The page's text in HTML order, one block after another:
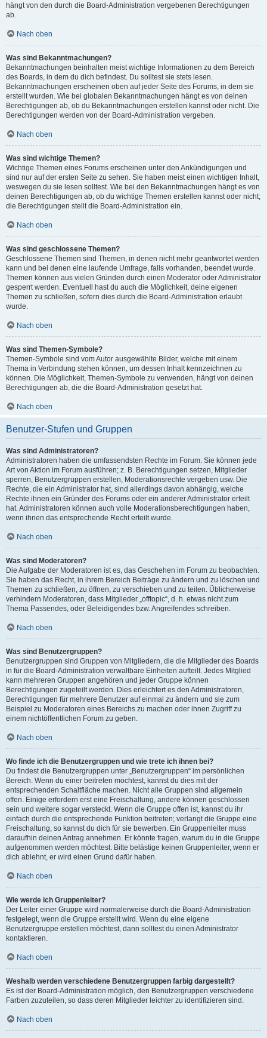
hängt von den durch die Board-Administration vergebenen Berechtigungen
ab.
Nach oben
Was sind Bekanntmachungen?
Bekanntmachungen beinhalten meist wichtige Informationen zu dem Bereich
des Boards, in dem du dich befindest. Du solltest sie stets lesen.
Bekanntmachungen erscheinen oben auf jeder Seite des Forums, in dem sie
erstellt wurden. Wie bei globalen Bekanntmachungen hängt es von deinen
Berechtigungen ab, ob du Bekanntmachungen erstellen kannst oder nicht. Die
Berechtigungen werden von der Board-Administration vergeben.
Nach oben
Was sind wichtige Themen?
Wichtige Themen eines Forums erscheinen unter den Ankündigungen und
sind nur auf der ersten Seite zu sehen. Sie haben meist einen wichtigen Inhalt,
weswegen du sie lesen solltest. Wie bei den Bekanntmachungen hängt es von
deinen Berechtigungen ab, ob du wichtige Themen erstellen kannst oder nicht;
die Berechtigungen stellt die Board-Administration ein.
Nach oben
Was sind geschlossene Themen?
Geschlossene Themen sind Themen, in denen nicht mehr geantwortet werden
kann und bei denen eine laufende Umfrage, falls vorhanden, beendet wurde.
Themen können aus vielen Gründen durch einen Moderator oder Administrator
gesperrt werden. Eventuell hast du auch die Möglichkeit, deine eigenen
Themen zu schließen, sofern dies durch die Board-Administration erlaubt
wurde.
Nach oben
Was sind Themen-Symbole?
Themen-Symbole sind vom Autor ausgewählte Bilder, welche mit einem
Thema in Verbindung stehen können, um dessen Inhalt kennzeichnen zu
können. Die Möglichkeit, Themen-Symbole zu verwenden, hängt von deinen
Berechtigungen ab, die die Board-Administration gesetzt hat.
Nach oben
Benutzer-Stufen und Gruppen
Was sind Administratoren?
Administratoren haben die umfassendsten Rechte im Forum. Sie können jede
Art von Aktion im Forum ausführen; z. B. Berechtigungen setzen, Mitglieder
sperren, Benutzergruppen erstellen, Moderationsrechte vergeben usw. Die
Rechte, die ein Administrator hat, sind allerdings davon abhängig, welche
Rechte ihnen ein Gründer des Forums oder ein anderer Administrator erteilt
hat. Administratoren können auch volle Moderationsberechtigungen haben,
wenn ihnen das entsprechende Recht erteilt wurde.
Nach oben
Was sind Moderatoren?
Die Aufgabe der Moderatoren ist es, das Geschehen im Forum zu beobachten.
Sie haben das Recht, in ihrem Bereich Beiträge zu ändern und zu löschen und
Themen zu schließen, zu öffnen, zu verschieben und zu teilen. Üblicherweise
verhindern Moderatoren, dass Mitglieder „offtopic“, d. h. etwas nicht zum
Thema Passendes, oder Beleidigendes bzw. Angreifendes schreiben.
Nach oben
Was sind Benutzergruppen?
Benutzergruppen sind Gruppen von Mitgliedern, die die Mitglieder des Boards
in für die Board-Administration verwaltbare Einheiten aufteilt. Jedes Mitglied
kann mehreren Gruppen angehören und jeder Gruppe können
Berechtigungen zugeteilt werden. Dies erleichtert es den Administratoren,
Berechtigungen für mehrere Benutzer auf einmal zu ändern und sie zum
Beispiel zu Moderatoren eines Bereichs zu machen oder ihnen Zugriff zu
einem nichtöffentlichen Forum zu geben.
Nach oben
Wo finde ich die Benutzergruppen und wie trete ich ihnen bei?
Du findest die Benutzergruppen unter „Benutzergruppen“ im persönlichen
Bereich. Wenn du einer beitreten möchtest, kannst du dies mit der
entsprechenden Schaltfläche machen. Nicht alle Gruppen sind allgemein
offen. Einige erfordern erst eine Freischaltung, andere können geschlossen
sein und weitere sogar versteckt. Wenn die Gruppe offen ist, kannst du ihr
einfach durch die entsprechende Funktion beitreten; verlangt die Gruppe eine
Freischaltung, so kannst du dich für sie bewerben. Ein Gruppenleiter muss
daraufhin deinen Antrag annehmen. Er könnte fragen, warum du in die Gruppe
aufgenommen werden möchtest. Bitte belästige keinen Gruppenleiter, wenn er
dich ablehnt, er wird einen Grund dafür haben.
Nach oben
Wie werde ich Gruppenleiter?
Der Leiter einer Gruppe wird normalerweise durch die Board-Administration
festgelegt, wenn die Gruppe erstellt wird. Wenn du eine eigene
Benutzergruppe erstellen möchtest, dann solltest du einen Administrator
kontaktieren.
Nach oben
Weshalb werden verschiedene Benutzergruppen farbig dargestellt?
Es ist der Board-Administration möglich, den Benutzergruppen verschiedene
Farben zuzuteilen, so dass deren Mitglieder leichter zu identifizieren sind.
Nach oben